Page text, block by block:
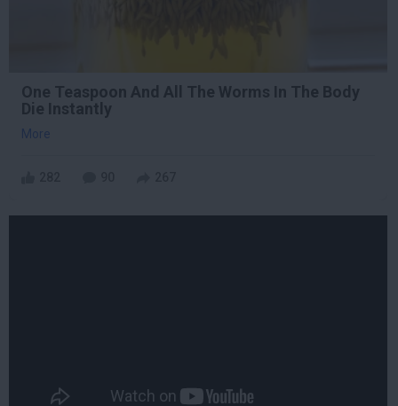
One Teaspoon And All The Worms In The Body
Die Instantly
More